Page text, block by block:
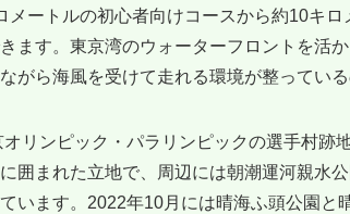
メートルの初心者向けコースから約10キ
ます。東京湾のウォーターフロントを活
がら海風を受けて走れる環境が整っている
リンピック・パラリンピックの選手村跡
囲まれた立地で、周辺には朝潮運河親水
います。2022年10月には晴海ふ頭公園と